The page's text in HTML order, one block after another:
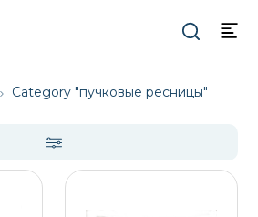
Category "пучковые ресницы"